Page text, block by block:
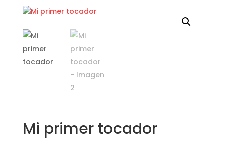
Mi primer tocador